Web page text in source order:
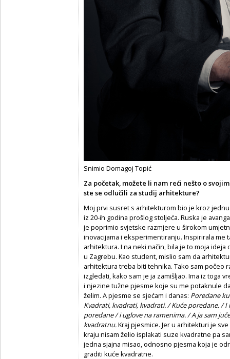
Snimio Domagoj Topić
Za početak, možete li nam reći nešto o
ste se odlučili za studij arhitekture?
Moj prvi susret s arhitekturom bio je kroz
iz 20-ih godina prošlog stoljeća. Ruska je
je poprimio svjetske razmjere u širokom
inovacijama i eksperimentiranju. Inspirirala me
arhitektura. I na neki način, bila je to moja
u Zagrebu. Kao student, mislio sam da
arhitektura treba biti tehnika. Tako sam počeo
izgledati, kako sam je ja zamišljao. Ima iz toga
i njezine tužne pjesme koje su me potaknule
želim. A pjesme se sjećam i danas: Poredane
Kvadrati, kvadrati, kvadrati. / Kuće poredane. /
poredane / i uglove na ramenima. / A ja sam
kvadratnu.Kraj pjesmice. Jer u arhitekturi je
kraju nisam želio isplakati suze kvadratne pa
jedna sjajna misao, odnosno pjesma koja je
graditi kuće kvadratne.